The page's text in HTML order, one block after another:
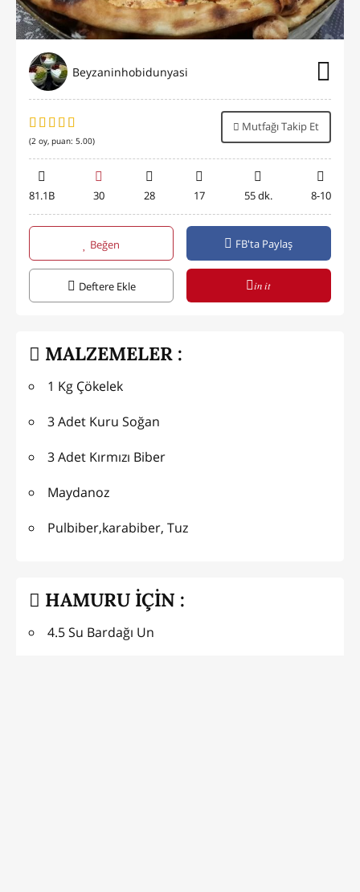
Beyzaninhobidunyasi
(2 oy, puan: 5.00)
Mutfağı Takip Et
81.1B 30 28 17 55 dk. 8-10
Beğen FB'ta Paylaş
Deftere Ekle in it
MALZEMELER :
1 Kg Çökelek
3 Adet Kuru Soğan
3 Adet Kırmızı Biber
Maydanoz
Pulbiber,karabiber, Tuz
HAMURU İÇİN :
4.5 Su Bardağı Un